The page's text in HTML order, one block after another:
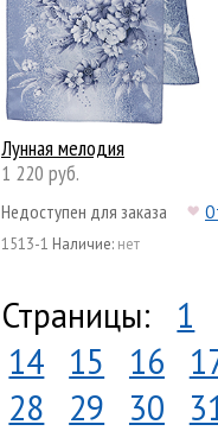
Лунная мелодия
1 220 руб.
Недоступен для заказа
1513-1 Наличие: нет
Страницы:
1
14
15 16
28
29 30